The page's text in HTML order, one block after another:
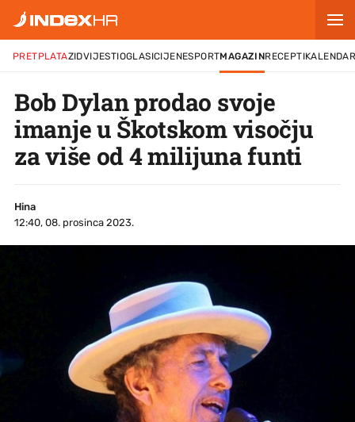
PRETPLATAZIDVIJESTIOGLASICIJENESPORTMAGAZINRECEPTI
Bob Dylan prodao svoje
imanje u Škotskom visočju
za više od 4 milijuna funti
Hina
12:40, 08. prosinca 2023.